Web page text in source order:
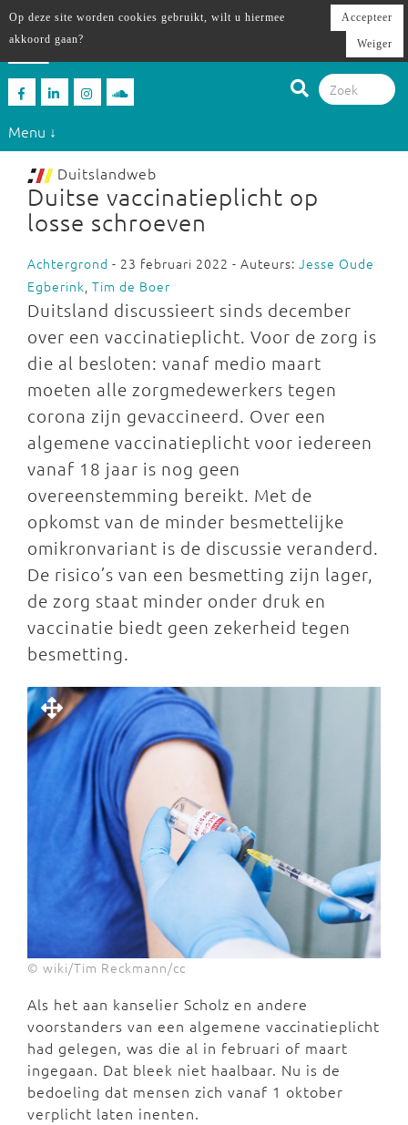
Menu ↓
Duitslandweb
Duitse vaccinatieplicht op
losse schroeven
Achtergrond - 23 februari 2022 - Auteurs: Jesse Oude
Egberink, Tim de Boer
Duitsland discussieert sinds december
over een vaccinatieplicht. Voor de zorg is
die al besloten: vanaf medio maart
moeten alle zorgmedewerkers tegen
corona zijn gevaccineerd. Over een
algemene vaccinatieplicht voor iedereen
vanaf 18 jaar is nog geen
overeenstemming bereikt. Met de
opkomst van de minder besmettelijke
omikronvariant is de discussie veranderd.
De risico’s van een besmetting zijn lager,
de zorg staat minder onder druk en
vaccinatie biedt geen zekerheid tegen
besmetting.
© wiki/Tim Reckmann/cc
Als het aan kanselier Scholz en andere
voorstanders van een algemene vaccinatieplicht
had gelegen, was die al in februari of maart
ingegaan. Dat bleek niet haalbaar. Nu is de
bedoeling dat mensen zich vanaf 1 oktober
verplicht laten inenten.
Op deze site worden cookies gebruikt, wilt u hiermee
akkoord gaan?
Accepteer
Weiger